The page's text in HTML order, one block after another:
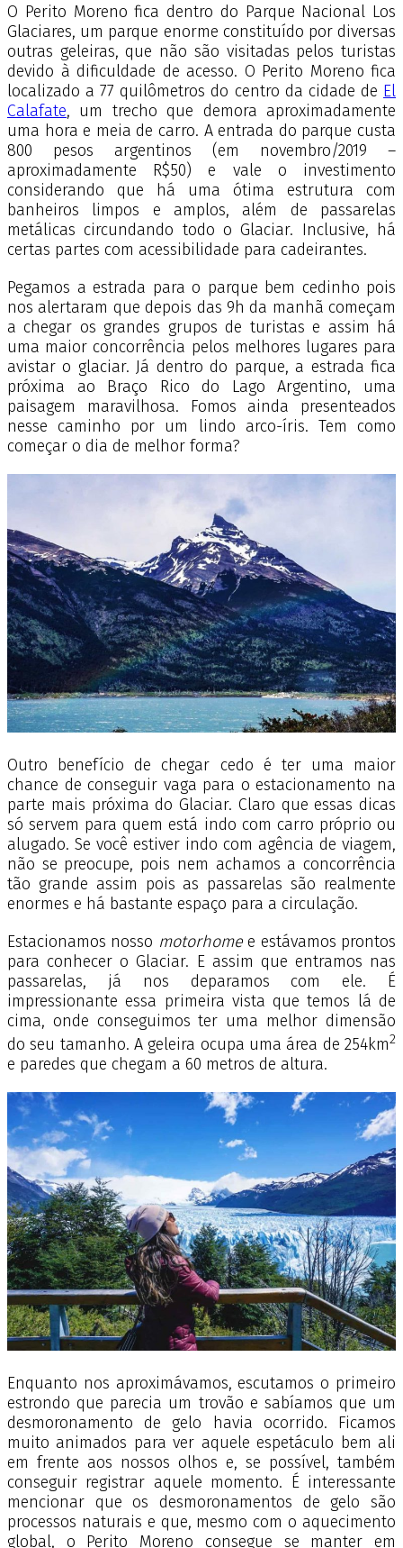
O Perito Moreno fica dentro do Parque Nacional Los
Glaciares, um parque enorme constituído por diversas
outras geleiras, que não são visitadas pelos turistas
devido à dificuldade de acesso. O Perito Moreno fica
localizado a 77 quilômetros do centro da cidade de El
Calafate, um trecho que demora aproximadamente
uma hora e meia de carro. A entrada do parque custa
800 pesos argentinos (em novembro/2019 –
aproximadamente R$50) e vale o investimento
considerando que há uma ótima estrutura com
banheiros limpos e amplos, além de passarelas
metálicas circundando todo o Glaciar. Inclusive, há
certas partes com acessibilidade para cadeirantes.
Pegamos a estrada para o parque bem cedinho pois
nos alertaram que depois das 9h da manhã começam
a chegar os grandes grupos de turistas e assim há
uma maior concorrência pelos melhores lugares para
avistar o glaciar. Já dentro do parque, a estrada fica
próxima ao Braço Rico do Lago Argentino, uma
paisagem maravilhosa. Fomos ainda presenteados
nesse caminho por um lindo arco-íris. Tem como
começar o dia de melhor forma?
Outro benefício de chegar cedo é ter uma maior
chance de conseguir vaga para o estacionamento na
parte mais próxima do Glaciar. Claro que essas dicas
só servem para quem está indo com carro próprio ou
alugado. Se você estiver indo com agência de viagem,
não se preocupe, pois nem achamos a concorrência
tão grande assim pois as passarelas são realmente
enormes e há bastante espaço para a circulação.
Estacionamos nosso motorhomee estávamos prontos
para conhecer o Glaciar. E assim que entramos nas
passarelas, já nos deparamos com ele. É
impressionante essa primeira vista que temos lá de
cima, onde conseguimos ter uma melhor dimensão
do seu tamanho. A geleira ocupa uma área de 254km2
e paredes que chegam a 60 metros de altura.
Enquanto nos aproximávamos, escutamos o primeiro
estrondo que parecia um trovão e sabíamos que um
desmoronamento de gelo havia ocorrido. Ficamos
muito animados para ver aquele espetáculo bem ali
em frente aos nossos olhos e, se possível, também
conseguir registrar aquele momento. É interessante
mencionar que os desmoronamentos de gelo são
processos naturais e que, mesmo com o aquecimento
global, o Perito Moreno consegue se manter em